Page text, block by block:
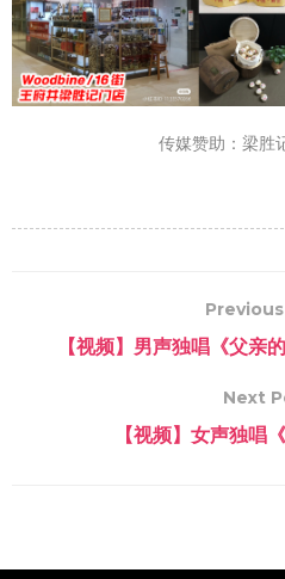
传媒赞助：梁胜
【视频】男声独唱《父亲
Next
【视频】女声独唱